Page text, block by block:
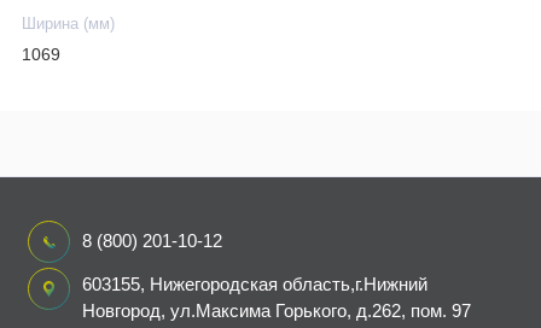
Ширина (мм)
1069
8 (800) 201-10-12
603155, Нижегородская область,г.Нижний
Новгород, ул.Максима Горького, д.262, пом. 97